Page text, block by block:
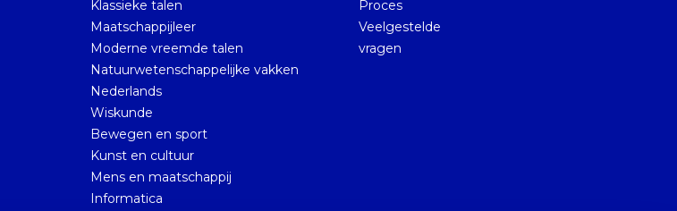
Klassieke talen
Maatschappijleer
Moderne vreemde talen
Natuurwetenschappelijke vakken
Nederlands
Wiskunde
Bewegen en sport
Kunst en cultuur
Mens en maatschappij
Informatica
Proces
Veelgestelde
vragen